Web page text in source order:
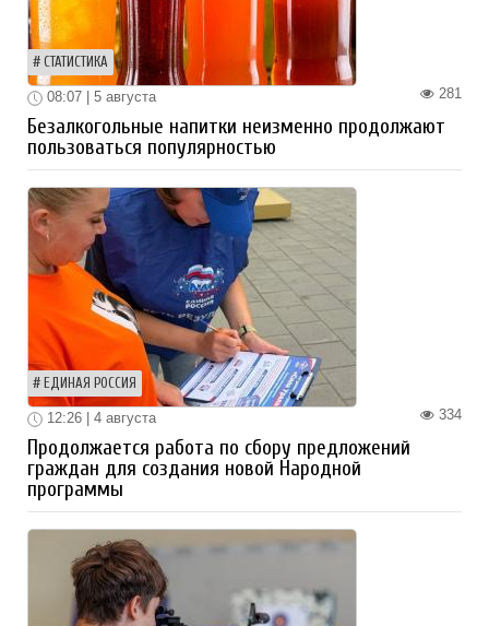
СТАТИСТИКА
281
08:07 | 5 августа
Безалкогольные напитки неизменно продолжают
пользоваться популярностью
ЕДИНАЯ РОССИЯ
334
12:26 | 4 августа
Продолжается работа по сбору предложений
граждан для создания новой Народной
программы